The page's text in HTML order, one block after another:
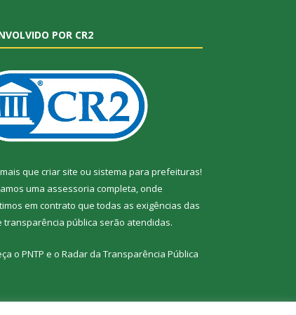
POR CR2
que criar site ou sistema para prefeituras!
uma assessoria completa, onde
em contrato que todas as exigências das
transparência pública serão atendidas.
o PNTP e o Radar da Transparência Pública